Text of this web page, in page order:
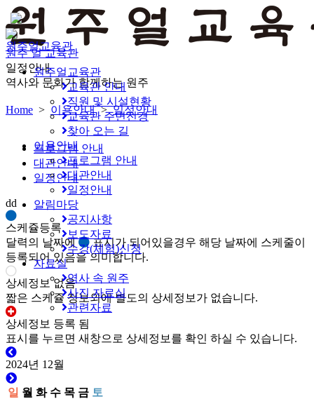
원주얼교육관
원주얼교육관
교육관 안내
직원 및 시설현황
교육관 주변전경
찾아 오는 길
이용안내
프로그램 안내
대관안내
일정안내
알림마당
공지사항
보도자료
수강(체험)신청
자료실
역사 속 원주
사진 자료실
관련자료
원주 얼 교육관
일정안내
역사와 문화가 함께하는 원주
Home > 이용안내>일정안내
프로그램 안내
대관안내
일정안내
dd
스케쥴등록
달력의 날짜에
표시가 되어있을경우 해당 날짜에 스케줄이
등록되어 있음을 의미합니다.
상세정보 없음
짧은 스케쥴 정보외에 별도의 상세정보가 없습니다.
상세정보 등록 됨
표시를 누르면 새창으로 상세정보를 확인 하실 수 있습니다.
2024년 12월
일 월 화 수 목 금 토